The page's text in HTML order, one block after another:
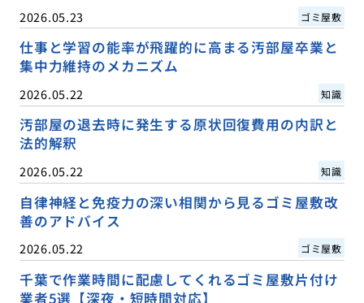
2026.05.23 ゴミ屋敷
仕事と学習の能率が飛躍的に高まる汚部屋卒業と
集中力維持のメカニズム
2026.05.22 知識
汚部屋の退去時に発生する原状回復費用の内訳と
法的解釈
2026.05.22 知識
自律神経と免疫力の深い相関から見るゴミ屋敷改
善のアドバイス
2026.05.22 ゴミ屋敷
千葉で作業時間に配慮してくれるゴミ屋敷片付け
業者5選【深夜・短時間対応】